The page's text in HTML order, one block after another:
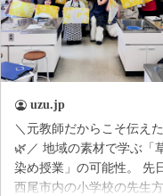
れるコーデ、 街へのお出
けには、 涼しさを保ちな
少しきれいめに楽しめる
デなど♪ 同じ夏のお出かけで
も、 行き先や過ごし方に
って選びたい服はさまざま
これからのお出かけの予
合わせて、 「このコーデ
行こう！」と 思える着こ
が見つかれば嬉しいです☺️ ア
uzu.jp
＼元教師だからこそ伝え
🌿／ 地域の素材で学ぶ「
染め授業」の可能性。 先日、
西尾市内の小学校の先生